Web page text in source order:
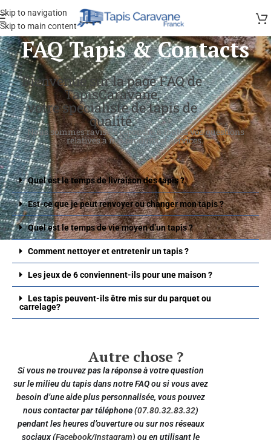
Skip to navigation
Skip to main content
FAQ Tapis & Contacts
Bienvenue sur la page FAQ de
TapisCaravane,
votre spécialiste de tapis de
qualité.
Nous sommes ravis de répondre à toutes vos questions
relatives à nos produits et services.
Quel est le temps de livraison des tapis ?
Est-ce que je peut renvoyer ou changer mon tapis ?
Quel est le temps de vie moyen d’un tapis ?
Comment nettoyer et entretenir un tapis ?
Les jeux de 6 conviennent-ils pour une maison ?
Les tapis peuvent-ils être mis sur du parquet ou
carrelage?
Autre chose ?
Si vous ne trouvez pas la réponse à votre question
sur le milieu du tapis dans notre FAQ ou si vous avez
besoin d’une aide plus personnalisée, vous pouvez
nous contacter par téléphone (07.80.32.83.32)
pendant les heures d’ouverture ou sur nos réseaux
sociaux (Facebook/Instagram) ou en utilisant le